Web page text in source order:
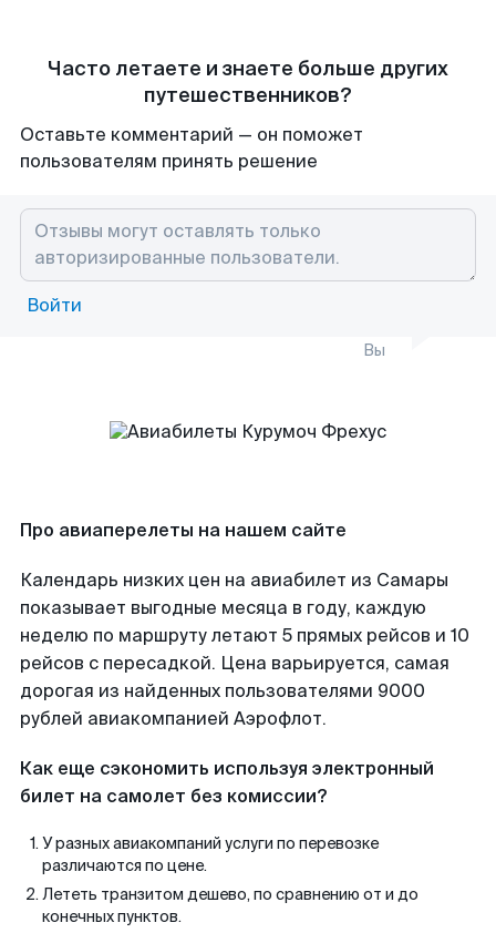
Часто летаете и знаете больше других
путешественников?
Оставьте комментарий — он поможет
пользователям принять решение
Войти
Вы
Про авиаперелеты на нашем сайте
Календарь низких цен на авиабилет из Самары
показывает выгодные месяца в году, каждую
неделю по маршруту летают 5 прямых рейсов и 10
рейсов с пересадкой. Цена варьируется, самая
дорогая из найденных пользователями 9000
рублей авиакомпанией Аэрофлот.
Как еще сэкономить используя электронный
билет на самолет без комиссии?
У разных авиакомпаний услуги по перевозке
различаются по цене.
Лететь транзитом дешево, по сравнению от и до
конечных пунктов.